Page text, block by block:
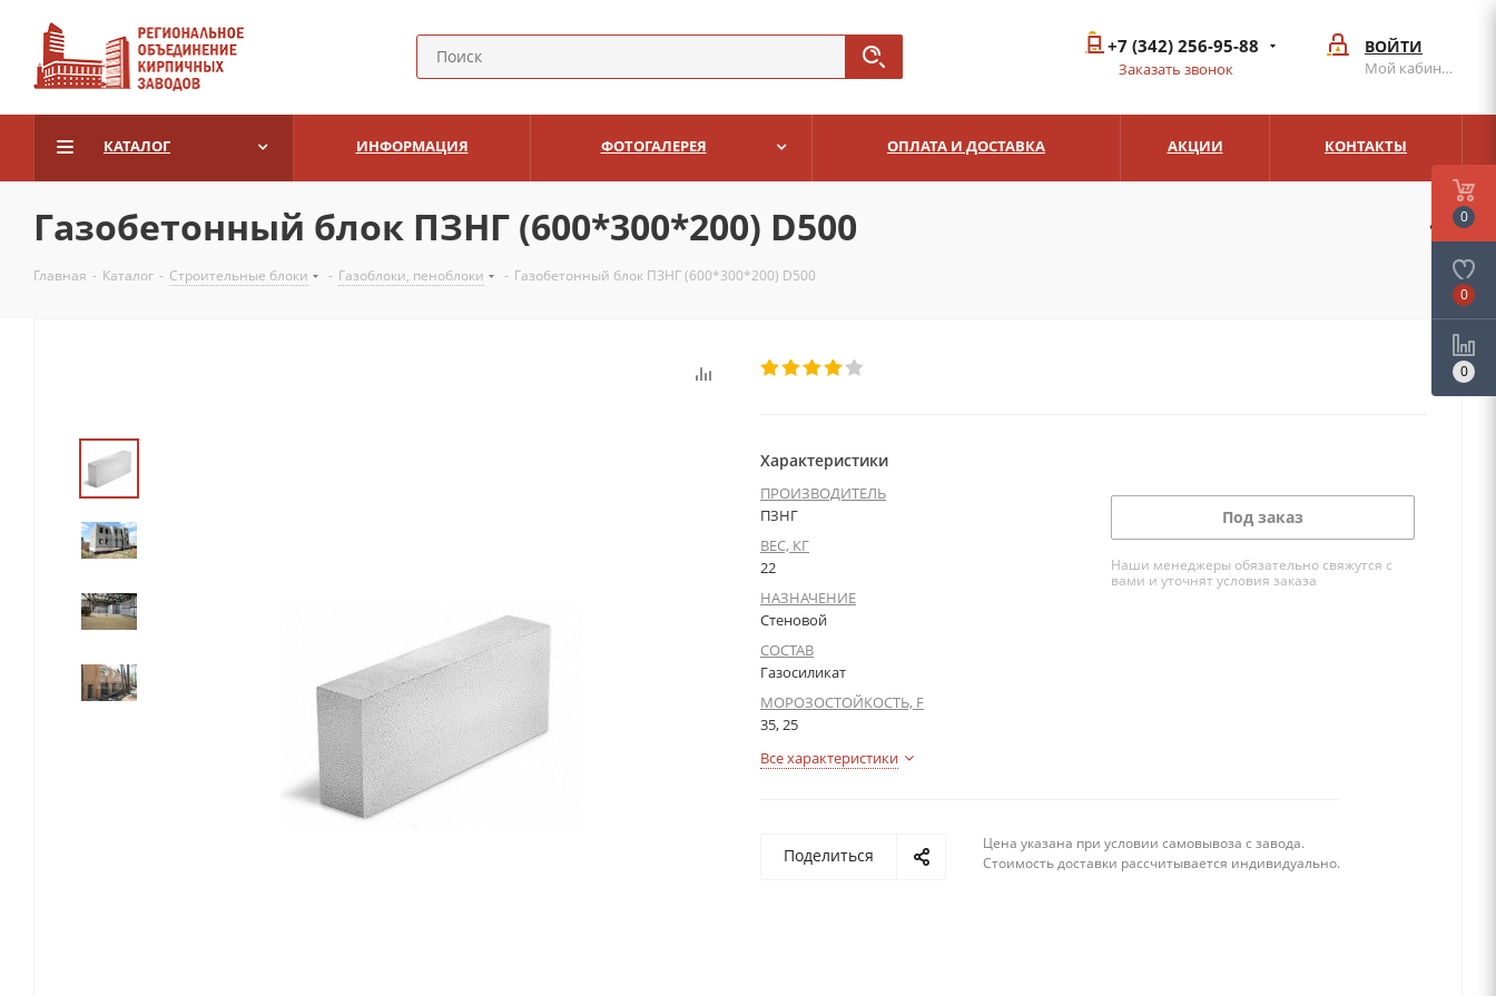
ВОЙТИ
Мой кабинет
+7 (342) 256-95-88
Заказать звонок
КАТАЛОГ ИНФОРМАЦИЯ ФОТОГАЛЕРЕЯ ОПЛАТА И ДОСТАВКА АКЦИИ КОНТАКТЫ
Газобетонный блок ПЗНГ (600*300*200) D500
Главная - Каталог - Строительные блоки - Газоблоки, пеноблоки - Газобетонный блок ПЗНГ (600*300*200) D500
Характеристики
ПРОИЗВОДИТЕЛЬ
ПЗНГ
ВЕС, КГ
22
НАЗНАЧЕНИЕ
Стеновой
СОСТАВ
Газосиликат
МОРОЗОСТОЙКОСТЬ, F
35, 25
Все характеристики
Под заказ
Наши менеджеры обязательно свяжутся с
вами и уточнят условия заказа
Поделиться
Цена указана при условии самовывоза с завода.
Стоимость доставки рассчитывается индивидуально.
0
0
0